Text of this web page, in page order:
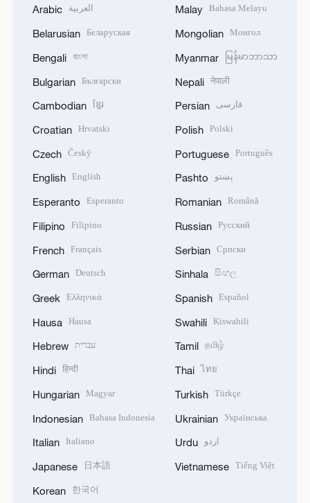
Arabic العربية
Belarusian Беларуская
Bengali বাংলা
Bulgarian Български
Cambodian ខ្មែរ
Croatian Hrvatski
Czech Český
English English
Esperanto Esperanto
Filipino Filipino
French Français
German Deutsch
Greek Ελληνικά
Hausa Hausa
Hebrew עברית
Hindi हिन्दी
Hungarian Magyar
Indonesian Bahasa Indonesia
Italian Italiano
Japanese 日本語
Korean 한국어
Malay Bahasa Melayu
Mongolian Монгол
Myanmar မြန်မာဘာသာ
Nepali नेपाली
Persian فارسی
Polish Polski
Portuguese Português
Pashto پښتو
Romanian Română
Russian Русский
Serbian Српски
Sinhala සිංහල
Spanish Español
Swahili Kiswahili
Tamil தமிழ்
Thai ไทย
Turkish Türkçe
Ukrainian Українська
Urdu اردو
Vietnamese Tiếng Việt